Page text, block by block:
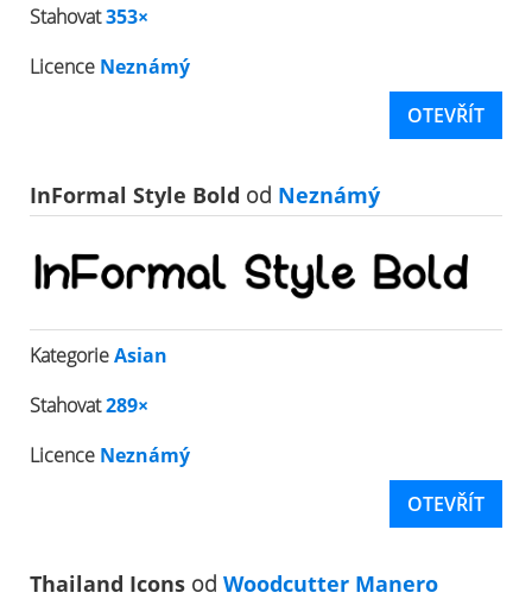
Stahovat353×
Licence Neznámý
OTEVŘÍT
InFormal Style Bold od Neznámý
KategorieAsian
Stahovat289×
Licence Neznámý
OTEVŘÍT
Thailand Icons od Woodcutter Manero